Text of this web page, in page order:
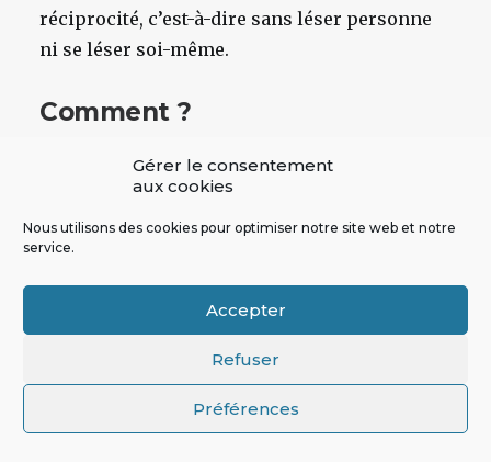
Gérer le consentement
aux cookies
Nous utilisons des cookies pour optimiser notre site web et notre
service.
Accepter
Refuser
Préférences
réciprocité, c’est-à-dire sans léser personne
ni se léser soi-même.
Comment ?
Pour conclure, tentons de formuler une
hypothèse concernant l’évolution à court,
moyen et long terme. Comment les approches
introduites ci-dessus peuvent-elles se
développer ?
En suivant l’approche 1, il semble difficile
BCEfasse soudainement
autre chose que ce qu’elle a toujours fait,
à savoir lâcher du lest par petites touches de